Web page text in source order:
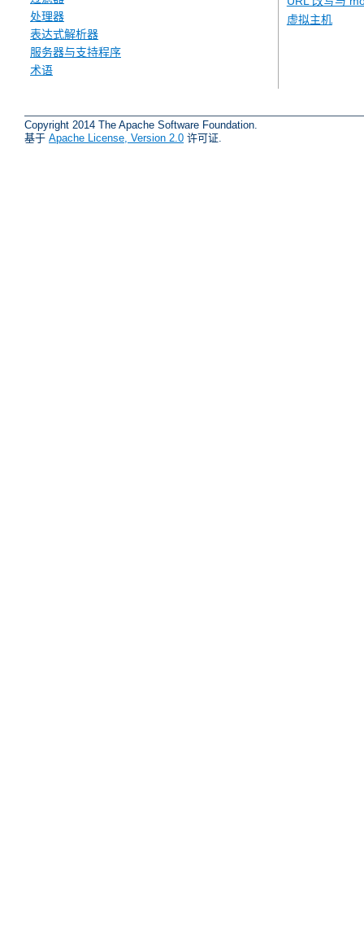
处理器
表达式解析器
服务器与支持程序
术语
虚拟主机
Copyright 2014 The Apache Software Foundation.
基于 Apache License, Version 2.0 许可证.